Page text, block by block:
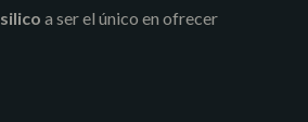
a ser el único en ofrecer